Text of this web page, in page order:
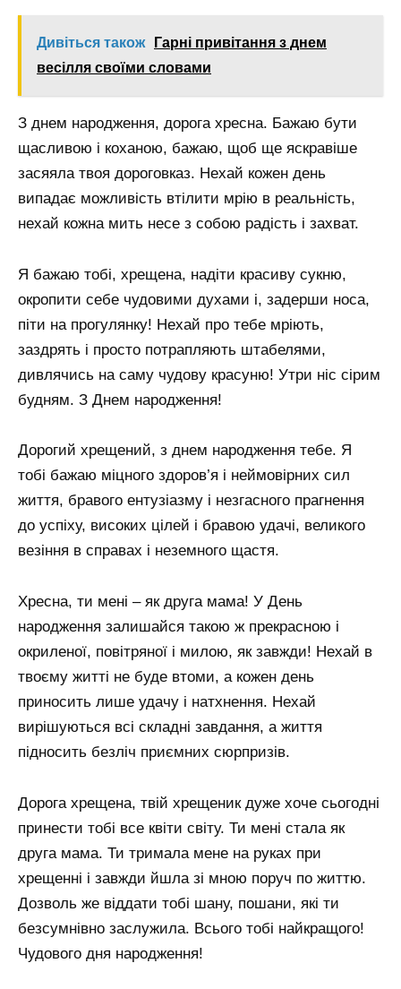
Дивіться також
Гарні привітання з днем
весілля своїми словами
З днем ​​народження, дорога хресна. Бажаю бути
щасливою і коханою, бажаю, щоб ще яскравіше
засяяла твоя дороговказ. Нехай кожен день
випадає можливість втілити мрію в реальність,
нехай кожна мить несе з собою радість і захват.
Я бажаю тобі, хрещена, надіти красиву сукню,
окропити себе чудовими духами і, задерши носа,
піти на прогулянку! Нехай про тебе мріють,
заздрять і просто потрапляють штабелями,
дивлячись на саму чудову красуню! Утри ніс сірим
будням. З Днем народження!
Дорогий хрещений, з днем ​​народження тебе. Я
тобі бажаю міцного здоров’я і неймовірних сил
життя, бравого ентузіазму і незгасного прагнення
до успіху, високих цілей і бравою удачі, великого
везіння в справах і неземного щастя.
Хресна, ти мені – як друга мама! У День
народження залишайся такою ж прекрасною і
окриленої, повітряної і милою, як завжди! Нехай в
твоєму житті не буде втоми, а кожен день
приносить лише удачу і натхнення. Нехай
вирішуються всі складні завдання, а життя
підносить безліч приємних сюрпризів.
Дорога хрещена, твій хрещеник дуже хоче сьогодні
принести тобі все квіти світу. Ти мені стала як
друга мама. Ти тримала мене на руках при
хрещенні і завжди йшла зі мною поруч по життю.
Дозволь же віддати тобі шану, пошани, які ти
безсумнівно заслужила. Всього тобі найкращого!
Чудового дня народження!